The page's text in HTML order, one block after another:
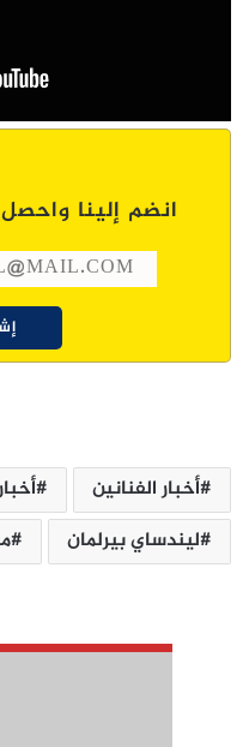
انضم إلينا
أخبار الفنانين
ليندساي بيرلمان